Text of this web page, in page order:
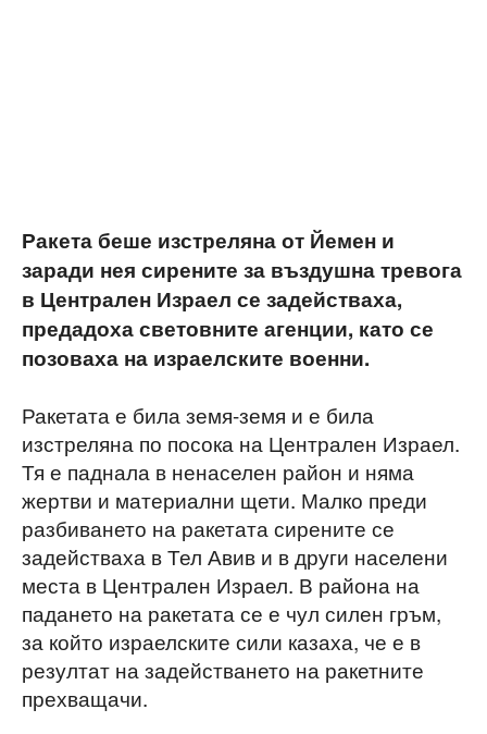
Ракета беше изстреляна от Йемен и
заради нея сирените за въздушна тревога
в Централен Израел се задействаха,
предадоха световните агенции, като се
позоваха на израелските военни.
Ракетата е била земя-земя и е била
изстреляна по посока на Централен Израел.
Тя е паднала в ненаселен район и няма
жертви и материални щети. Малко преди
разбиването на ракетата сирените се
задействаха в Тел Авив и в други населени
места в Централен Израел. В района на
падането на ракетата се е чул силен гръм,
за който израелските сили казаха, че е в
резултат на задействането на ракетните
прехващачи.